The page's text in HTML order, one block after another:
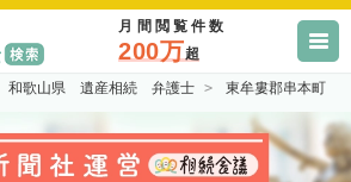
月間閲覧件数
200万超
和歌山県 遺産相続 弁護士 東牟婁郡串本町